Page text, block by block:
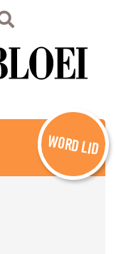
WORD LID